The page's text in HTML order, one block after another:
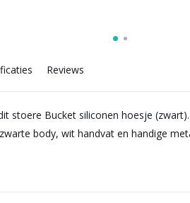
Reviews
stoere Bucket siliconen hoesje
body, wit handvat en handige